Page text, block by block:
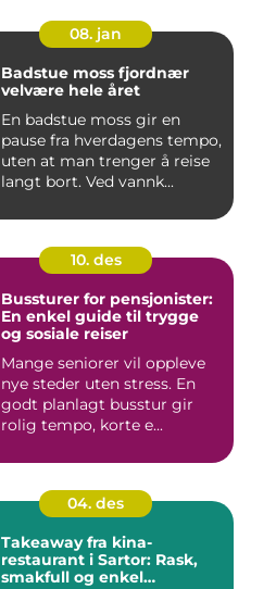
08. jan
Badstue moss fjordnær
velvære hele året
En badstue moss gir en
pause fra hverdagens tempo,
uten at man trenger å reise
langt bort. Ved vannk...
10. des
Bussturer for pensjonister:
En enkel guide til trygge
og sosiale reiser
Mange seniorer vil oppleve
nye steder uten stress. En
godt planlagt busstur gir
rolig tempo, korte e...
04. des
Takeaway fra kina-
restaurant i Sartor: Rask,
smakfull og enkel